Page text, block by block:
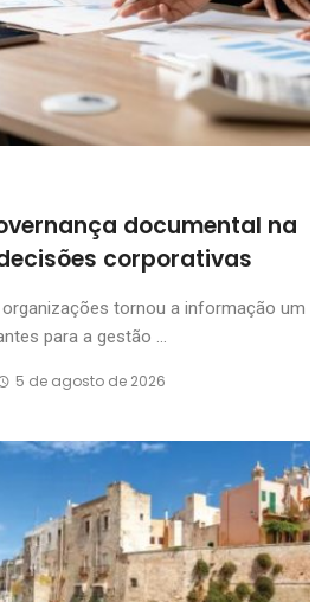
documental na
corporativas
tornou a informação um
para a gestão ...
5 de agosto de 2026